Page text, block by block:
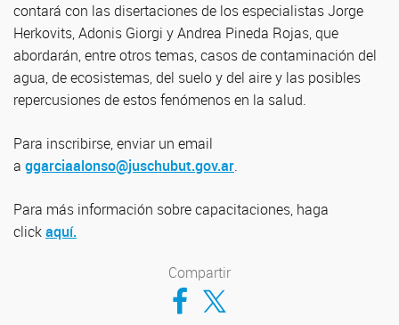
contará con las disertaciones de los especialistas Jorge
Herkovits, Adonis Giorgi y Andrea Pineda Rojas, que
abordarán, entre otros temas, casos de contaminación del
agua, de ecosistemas, del suelo y del aire y las posibles
repercusiones de estos fenómenos en la salud.
Para inscribirse, enviar un email
a ggarciaalonso@juschubut.gov.ar.
Para más información sobre capacitaciones, haga
clickaquí.
Compartir
Compartir en Facebook
Compartir en Twitter